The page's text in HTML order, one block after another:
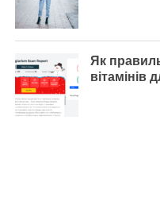
Як
вітамінів